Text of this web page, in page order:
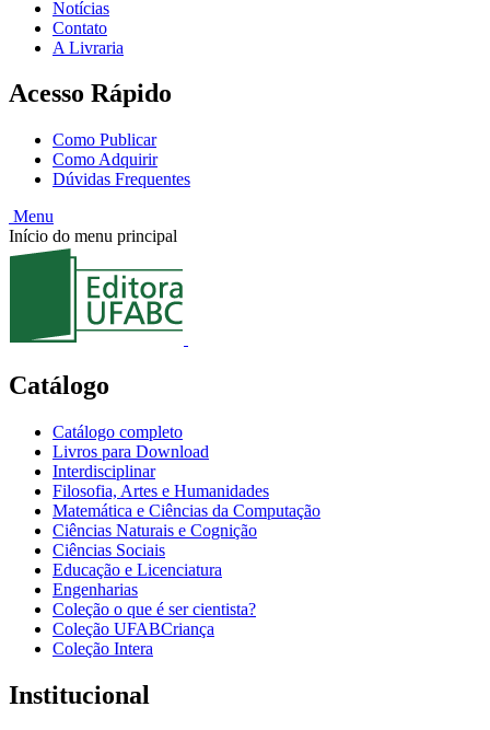
Notícias
Contato
A Livraria
Acesso Rápido
Como Publicar
Como Adquirir
Dúvidas Frequentes
Menu
Início do menu principal
Catálogo
Catálogo completo
Livros para Download
Interdisciplinar
Filosofia, Artes e Humanidades
Matemática e Ciências da Computação
Ciências Naturais e Cognição
Ciências Sociais
Educação e Licenciatura
Engenharias
Coleção o que é ser cientista?
Coleção UFABCriança
Coleção Intera
Institucional